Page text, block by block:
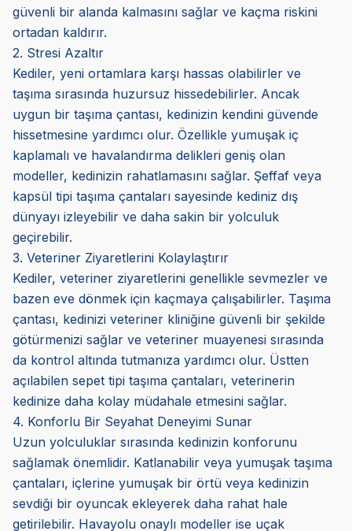
güvenli bir alanda kalmasını sağlar ve kaçma riskini
ortadan kaldırır.
2. Stresi Azaltır
Kediler, yeni ortamlara karşı hassas olabilirler ve
taşıma sırasında huzursuz hissedebilirler. Ancak
uygun bir taşıma çantası, kedinizin kendini güvende
hissetmesine yardımcı olur. Özellikle yumuşak iç
kaplamalı ve havalandırma delikleri geniş olan
modeller, kedinizin rahatlamasını sağlar. Şeffaf veya
kapsül tipi taşıma çantaları sayesinde kediniz dış
dünyayı izleyebilir ve daha sakin bir yolculuk
geçirebilir.
3. Veteriner Ziyaretlerini Kolaylaştırır
Kediler, veteriner ziyaretlerini genellikle sevmezler ve
bazen eve dönmek için kaçmaya çalışabilirler. Taşıma
çantası, kedinizi veteriner kliniğine güvenli bir şekilde
götürmenizi sağlar ve veteriner muayenesi sırasında
da kontrol altında tutmanıza yardımcı olur. Üstten
açılabilen sepet tipi taşıma çantaları, veterinerin
kedinize daha kolay müdahale etmesini sağlar.
4. Konforlu Bir Seyahat Deneyimi Sunar
Uzun yolculuklar sırasında kedinizin konforunu
sağlamak önemlidir. Katlanabilir veya yumuşak taşıma
çantaları, içlerine yumuşak bir örtü veya kedinizin
sevdiği bir oyuncak ekleyerek daha rahat hale
getirilebilir. Havayolu onaylı modeller ise uçak